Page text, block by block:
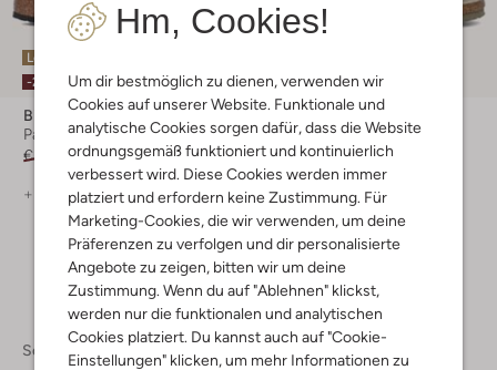
Hm, Cookies!
Um dir bestmöglich zu dienen, verwenden wir
Cookies auf unserer Website. Funktionale und
analytische Cookies sorgen dafür, dass die Website
ordnungsgemäß funktioniert und kontinuierlich
verbessert wird. Diese Cookies werden immer
platziert und erfordern keine Zustimmung. Für
Marketing-Cookies, die wir verwenden, um deine
Präferenzen zu verfolgen und dir personalisierte
Angebote zu zeigen, bitten wir um deine
Zustimmung. Wenn du auf "Ablehnen" klickst,
werden nur die funktionalen und analytischen
Cookies platziert. Du kannst auch auf "Cookie-
Einstellungen" klicken, um mehr Informationen zu
Letzter Artikel
-20%
Birkenstock
Pantoletten
€ 109,99 € 87,99
+ mehr farben
-20%
Birkenstock
Pantoletten
€ 129,95 € 103,99
+ mehr farben
Schuhe Schuhe Damen